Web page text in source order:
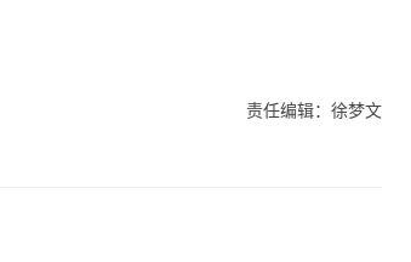
责任编辑：徐梦文